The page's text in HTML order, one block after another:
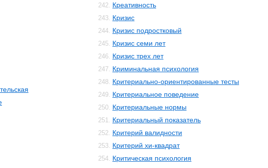
242. Креативность
243. Кризис
244. Кризис подростковый
245. Кризис семи лет
246. Кризис трех лет
247. Криминальная психология
248. Критериально-ориентированные тесты
249. Критериальное поведение
250. Критериальные нормы
251. Критериальный показатель
252. Критерий валидности
253. Критерий хи-квадрат
254. Критическая психология